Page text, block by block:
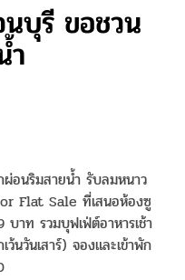
บุรี ขอชวน
ำ
อนริมสายน้ำ รับลมหนาว
Flat Sale ที่เสนอห้องซู
บาท รวมบุฟเฟ่ต์อาหารเช้า
นวันเสาร์) จองและเข้าพัก